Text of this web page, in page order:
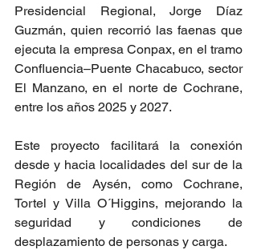
Presidencial Regional, Jorge Díaz
Guzmán, quien recorrió las faenas que
ejecuta la empresa Conpax, en el tramo
Confluencia–Puente Chacabuco, sector
El Manzano, en el norte de Cochrane,
entre los años 2025 y 2027.
Este proyecto facilitará la conexión
desde y hacia localidades del sur de la
Región de Aysén, como Cochrane,
Tortel y Villa O´Higgins, mejorando la
seguridad y condiciones de
desplazamiento de personas y carga.